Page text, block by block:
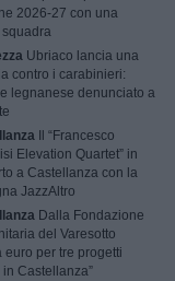
2026-27 con una
Ubriaco lancia una
contro i carabinieri:
legnanese denunciato a
Il “Francesco
Elevation Quartet” in
a Castellanza con la
JazzAltro
Dalla Fondazione
del Varesotto
euro per tre progetti
in Castellanza”